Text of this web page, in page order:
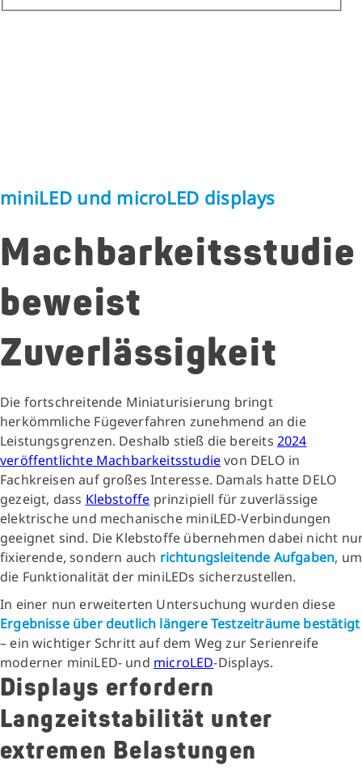
miniLED und microLED displays
Machbarkeitsstudie
beweist
Zuverlässigkeit
Die fortschreitende Miniaturisierung bringt
herkömmliche Fügeverfahren zunehmend an die
Leistungsgrenzen. Deshalb stieß die bereits 2024
veröffentlichte Machbarkeitsstudievon DELO in
Fachkreisen auf großes Interesse. Damals hatte DELO
gezeigt, dass Klebstoffe prinzipiell für zuverlässige
elektrische und mechanische miniLED-Verbindungen
geeignet sind. Die Klebstoffe übernehmen dabei nicht
fixierende, sondern auch richtungsleitende Aufgaben, um
die Funktionalität der miniLEDs sicherzustellen.
In einer nun erweiterten Untersuchung wurden diese
Ergebnisse über deutlich längere Testzeiträume bestätigt
– ein wichtiger Schritt auf dem Weg zur Serienreife
moderner miniLED- und microLED-Displays.
Displays erfordern
Langzeitstabilität unter
extremen Belastungen